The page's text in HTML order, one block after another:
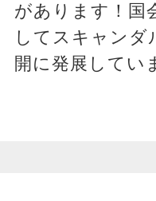
があります！国
してスキャンダ
開に発展してい